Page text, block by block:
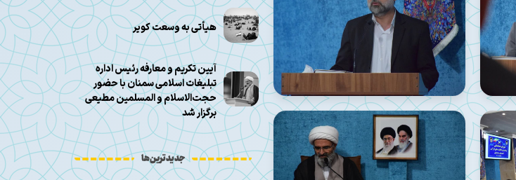
هیأتی به وسعت کویر
آیین تکریم و معارفه رئیس اداره
تبلیغات اسلامی سمنان با حضور
حجت‌الاسلام و المسلمین مطیعی
برگزار شد
جدیدترین‌ها